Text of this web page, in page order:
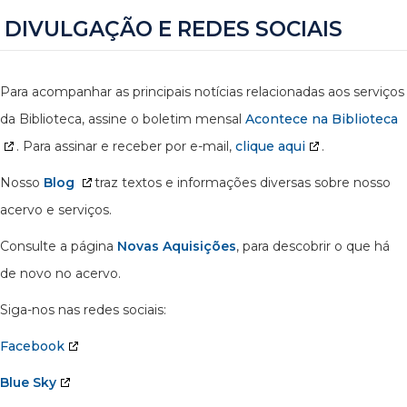
DIVULGAÇÃO E REDES SOCIAIS
Para acompanhar as principais notícias relacionadas aos serviços
da Biblioteca, assine o boletim mensal Acontece na Biblioteca
. Para assinar e receber por e-mail, clique aqui .
Nosso Blog
traz textos e informações diversas sobre nosso
acervo e serviços.
Consulte a página Novas Aquisições, para descobrir o que há
de novo no acervo.
Siga-nos nas redes sociais:
Facebook
Blue Sky